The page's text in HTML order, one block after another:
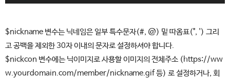
$nickname 변수는 닉네임은 일부 특수문자(#, @) 밑 따옴표(", ') 그리
고 공백을 제외한 30자 이내의 문자로 설정하셔야 합니다.
$nickcon 변수에는 닉이미지로 사용할 이미지의 전체주소 (https://ww
w.yourdomain.com/member/nickname.gif 등) 로 설정하거나, 회